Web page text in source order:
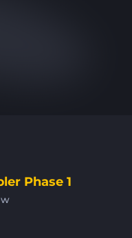
Phase 1